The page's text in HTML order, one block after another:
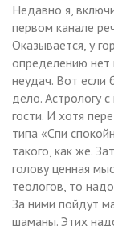
Недавно я,
первом канале
Оказывается, у
определению нет
неудач. Вот если
дело. Астрологу
гости. И хотя
типа «Спи
такого, как же.
голову ценная
теологов, то
За ними пойдут
шаманы. Этих